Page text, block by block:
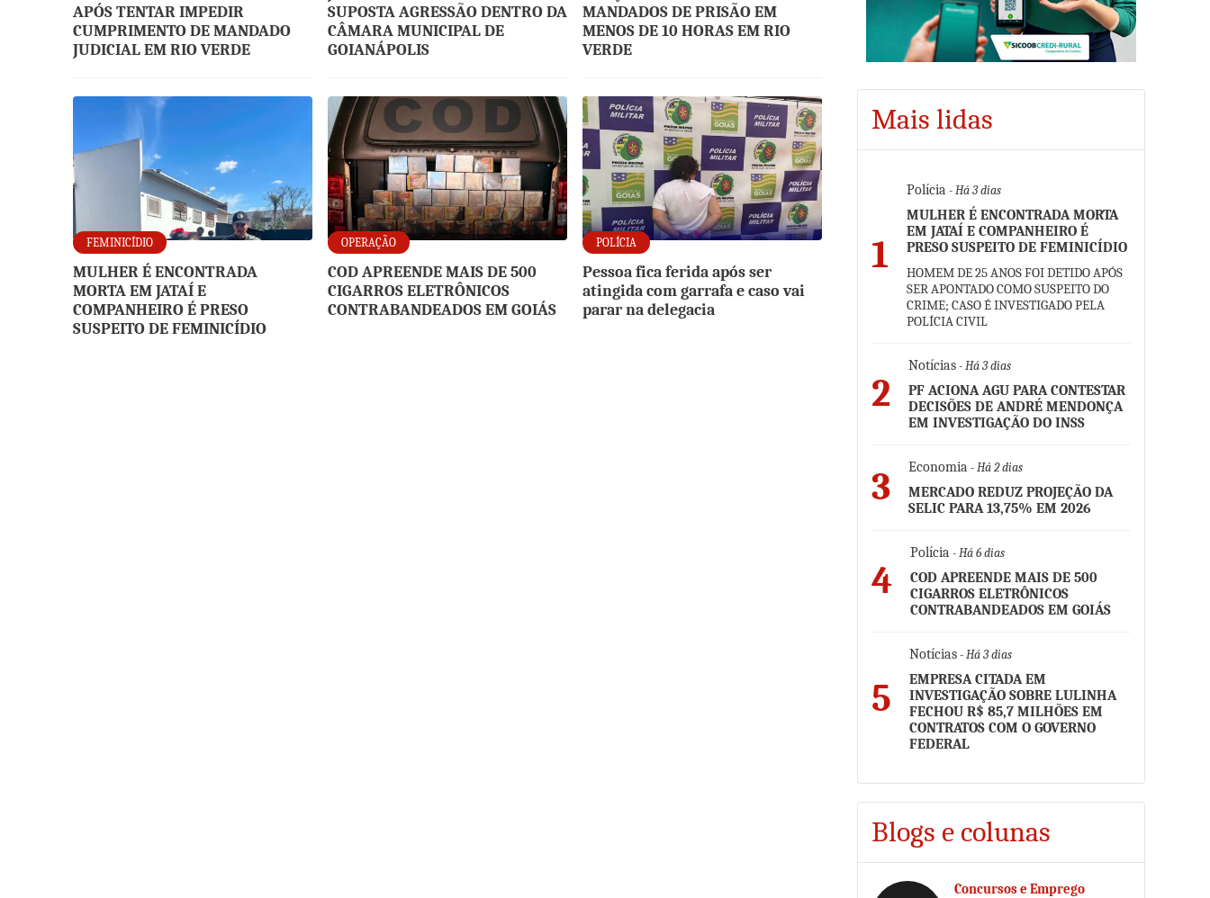
APÓS TENTAR IMPEDIR
CUMPRIMENTO DE MANDADO
JUDICIAL EM RIO VERDE
SUPOSTA AGRESSÃO DENTRO DA
CÂMARA MUNICIPAL DE
GOIANÁPOLIS
MANDADOS DE PRISÃO EM
MENOS DE 10 HORAS EM RIO
VERDE
FEMINICÍDIO
MULHER É ENCONTRADA
MORTA EM JATAÍ E
COMPANHEIRO É PRESO
SUSPEITO DE FEMINICÍDIO
OPERAÇÃO
COD APREENDE MAIS DE 500
CIGARROS ELETRÔNICOS
CONTRABANDEADOS EM GOIÁS
POLÍCIA
Pessoa fica ferida após ser
atingida com garrafa e caso vai
parar na delegacia
Mais lidas
1
Polícia - Há 3 dias
MULHER É ENCONTRADA MORTA
EM JATAÍ E COMPANHEIRO É
PRESO SUSPEITO DE FEMINICÍDIO
HOMEM DE 25 ANOS FOI DETIDO APÓS
SER APONTADO COMO SUSPEITO DO
CRIME; CASO É INVESTIGADO PELA
POLÍCIA CIVIL
2
Notícias- Há 3 dias
PF ACIONA AGU PARA CONTESTAR
DECISÕES DE ANDRÉ MENDONÇA
EM INVESTIGAÇÃO DO INSS
3 Economia - Há 2 dias
MERCADO REDUZ PROJEÇÃO DA
SELIC PARA 13,75% EM 2026
4
Polícia - Há 6 dias
COD APREENDE MAIS DE 500
CIGARROS ELETRÔNICOS
CONTRABANDEADOS EM GOIÁS
5
Notícias- Há 3 dias
EMPRESA CITADA EM
INVESTIGAÇÃO SOBRE LULINHA
FECHOU R$ 85,7 MILHÕES EM
CONTRATOS COM O GOVERNO
FEDERAL
Blogs e colunas
Concursos e Emprego